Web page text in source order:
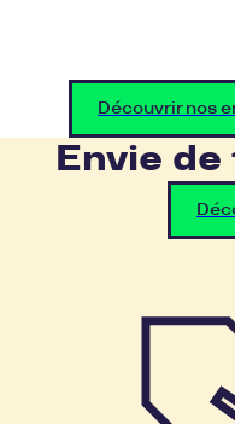
Découvrir nos
Envie